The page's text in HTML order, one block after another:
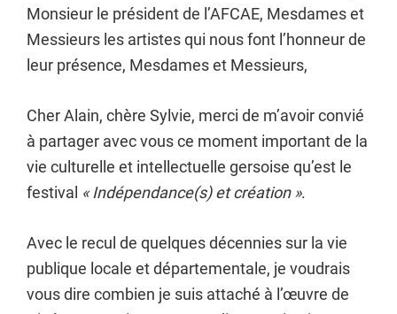
Monsieur le président de l’AFCAE, Mesdames et
Messieurs les artistes qui nous font l’honneur de
leur présence, Mesdames et Messieurs,
Cher Alain, chère Sylvie, merci de m’avoir convié
à partager avec vous ce moment important de la
vie culturelle et intellectuelle gersoise qu’est le
festival « Indépendance(s) et création ».
Avec le recul de quelques décennies sur la vie
publique locale et départementale, je voudrais
vous dire combien je suis attaché à l’œuvre de